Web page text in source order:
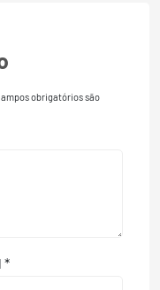
obrigatórios são
*